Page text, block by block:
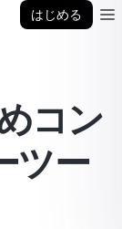
はじめる
コン
ツー